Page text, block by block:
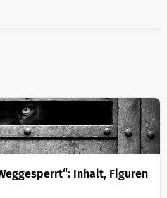
Inhalt, Figuren